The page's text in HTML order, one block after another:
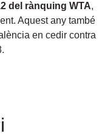
del rànquing WTA,
Aquest any també
en cedir contra